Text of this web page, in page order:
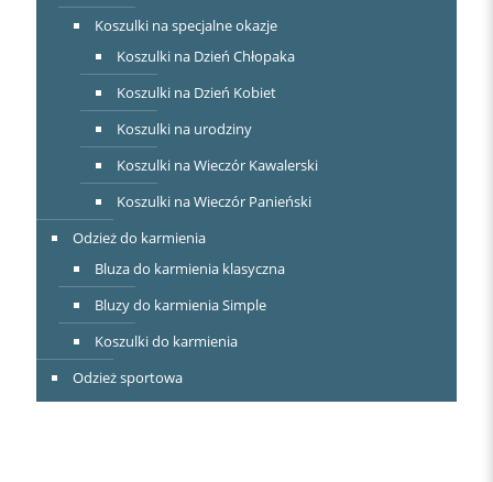
Koszulki na specjalne okazje
Koszulki na Dzień Chłopaka
Koszulki na Dzień Kobiet
Koszulki na urodziny
Koszulki na Wieczór Kawalerski
Koszulki na Wieczór Panieński
Odzież do karmienia
Bluza do karmienia klasyczna
Bluzy do karmienia Simple
Koszulki do karmienia
Odzież sportowa